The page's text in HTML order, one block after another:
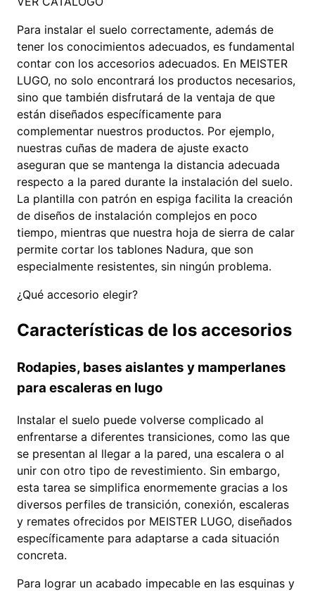
Para instalar el suelo correctamente, además de
tener los conocimientos adecuados, es fundamental
contar con los accesorios adecuados. En MEISTER
LUGO, no solo encontrará los productos necesarios,
sino que también disfrutará de la ventaja de que
están diseñados específicamente para
complementar nuestros productos. Por ejemplo,
nuestras cuñas de madera de ajuste exacto
aseguran que se mantenga la distancia adecuada
respecto a la pared durante la instalación del suelo.
La plantilla con patrón en espiga facilita la creación
de diseños de instalación complejos en poco
tiempo, mientras que nuestra hoja de sierra de calar
permite cortar los tablones Nadura, que son
especialmente resistentes, sin ningún problema.
¿Qué accesorio elegir?
Características de los accesorios
Rodapies, bases aislantes y mamperlanes
para escaleras en lugo
Instalar el suelo puede volverse complicado al
enfrentarse a diferentes transiciones, como las que
se presentan al llegar a la pared, una escalera o al
unir con otro tipo de revestimiento. Sin embargo,
esta tarea se simplifica enormemente gracias a los
diversos perfiles de transición, conexión, escaleras
y remates ofrecidos por MEISTER LUGO, diseñados
específicamente para adaptarse a cada situación
concreta.
Para lograr un acabado impecable en las esquinas y